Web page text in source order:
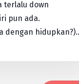
terlalu down
pun ada.
dengan hidupkan?)
duit …